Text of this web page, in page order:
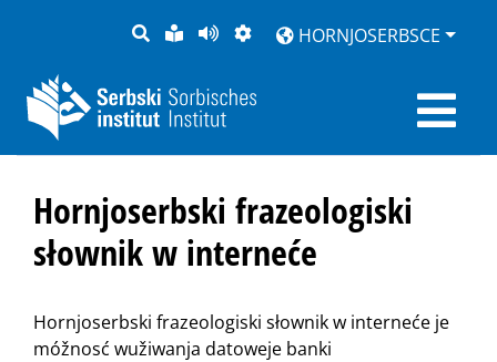
PYTANJE
LOCHKA
RĚČ
STRONU
PŘEDČITAĆ
ZWOBRAZNJENJE
HORNJOSERBSCE
Hornjoserbski frazeologiski
słownik w interneće
Hornjoserbski frazeologiski słownik w interneće je
móžnosć wužiwanja datoweje banki